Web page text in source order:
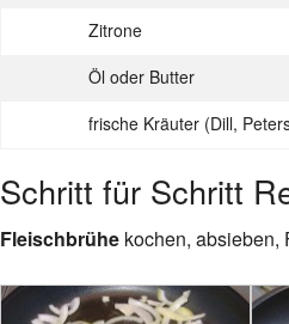
Zitrone
Öl oder Butter
frische Kräuter (Dill,
Schritt für Schritt
Fleischbrühe kochen, absieben,